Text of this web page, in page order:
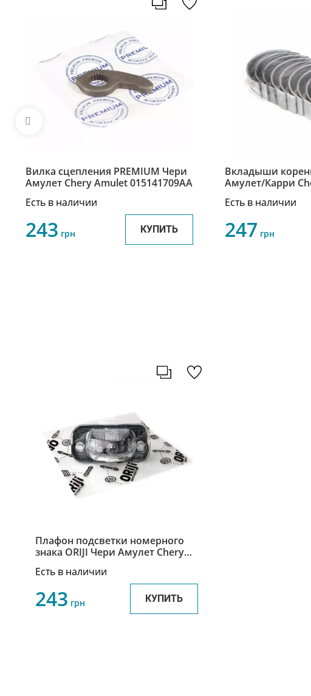
Вилка сцепления PREMIUM Чери
Амулет Chery Amulet 015141709AA
Есть в наличии
243 грн КУПИТЬ
Вкладыши
Амулет/Карри
Есть в наличии
247 грн
Плафон подсветки номерного
знака ORIJI Чери Амулет Chery
Есть в наличии
243 грн КУПИТЬ